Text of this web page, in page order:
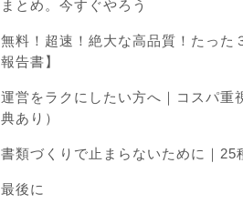
まとめ。今すぐやろう
無料！超速！絶大な高品質！たった
報告書】
運営をラクにしたい方へ｜コスパ重
典あり）
書類づくりで止まらないために｜25
最後に